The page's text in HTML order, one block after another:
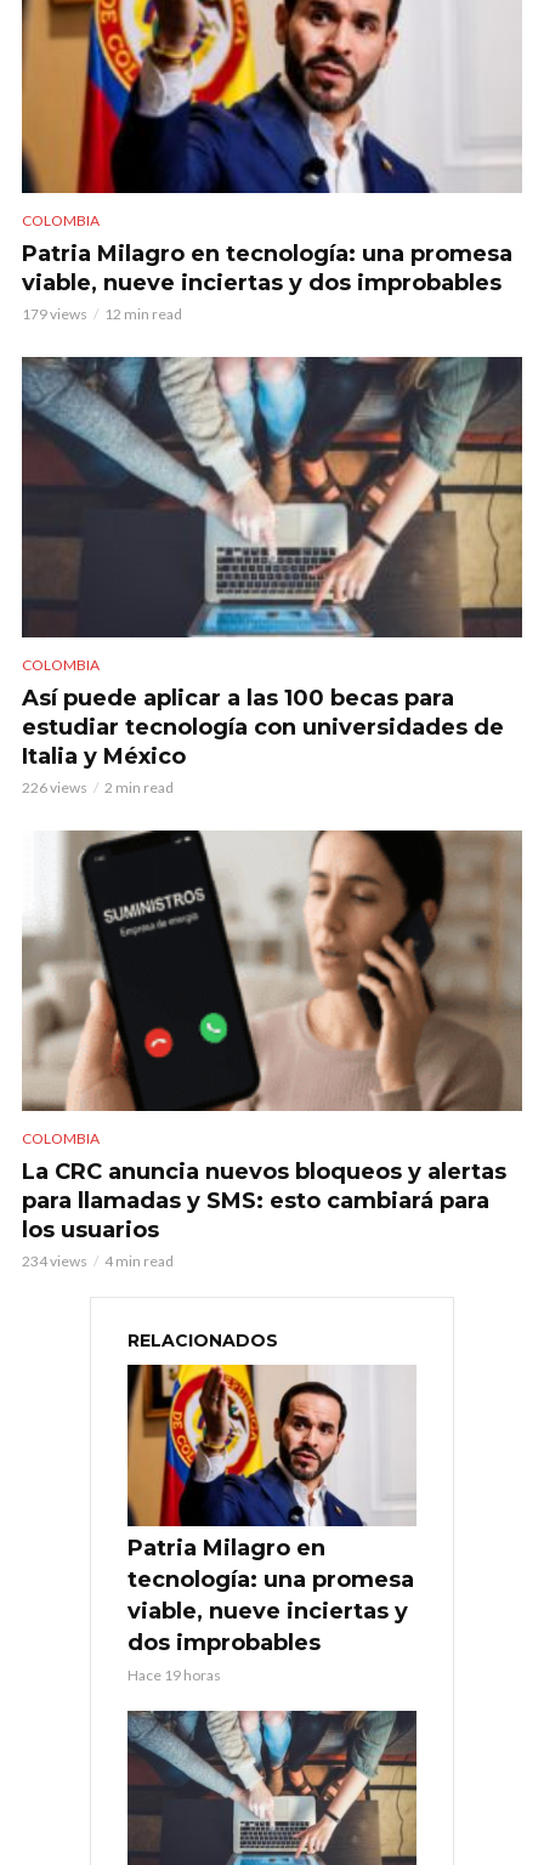
COLOMBIA
Patria Milagro en tecnología: una promesa
viable, nueve inciertas y dos improbables
179 views 12 min read
COLOMBIA
Así puede aplicar a las 100 becas para
estudiar tecnología con universidades de
Italia y México
226 views 2 min read
COLOMBIA
La CRC anuncia nuevos bloqueos y alertas
para llamadas y SMS: esto cambiará para
los usuarios
234 views 4 min read
RELACIONADOS
Patria Milagro en
tecnología: una promesa
viable, nueve inciertas y
dos improbables
Hace 19 horas